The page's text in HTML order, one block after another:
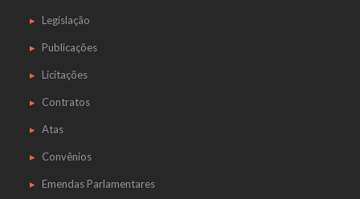
Legislação
Publicações
Licitações
Contratos
Atas
Convênios
Emendas Parlamentares